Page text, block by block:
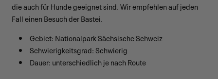
die auch für Hunde geeignet sind. Wir empfehlen auf jeden
Fall einen Besuch der Bastei.
Gebiet: Nationalpark Sächsische Schweiz
Schwierigkeitsgrad: Schwierig
Dauer: unterschiedlich je nach Route